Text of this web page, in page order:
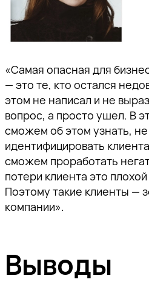
«Самая опасная для
— это те, кто остался
этом не написал и не
вопрос, а просто ушел. В
сможем об этом узнать,
идентифицировать
сможем проработать
потери клиента это
Поэтому такие клиенты —
компании».
Выводы
пожалуйста,
адрес
перейдя по
пожалуйста,
адрес
перейдя по
а также
тематические
пожалуйста,
адрес
перейдя по